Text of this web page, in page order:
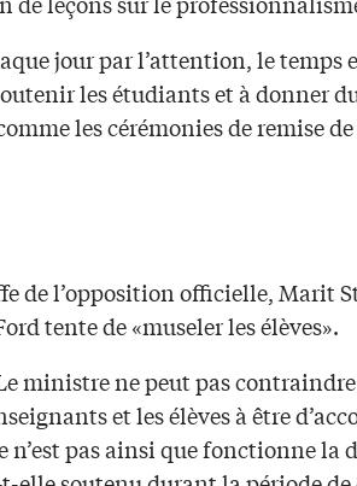
jour par l’attention, le temps
les étudiants et à donner
les cérémonies de remise
de l’opposition officielle, Marit
tente de «museler les élèves».
ministre ne peut pas
et les élèves à être
n’est pas ainsi que fonctionne la